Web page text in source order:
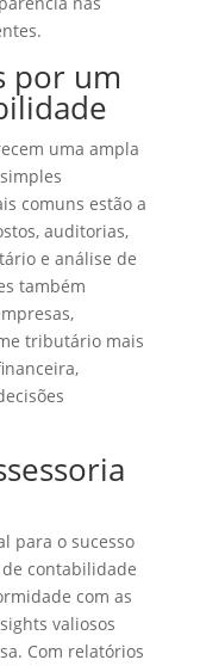
por um
uma ampla
comuns estão a
auditorias,
e análise de
também
tributário mais
para o sucesso
contabilidade
com as
valiosos
Com relatórios